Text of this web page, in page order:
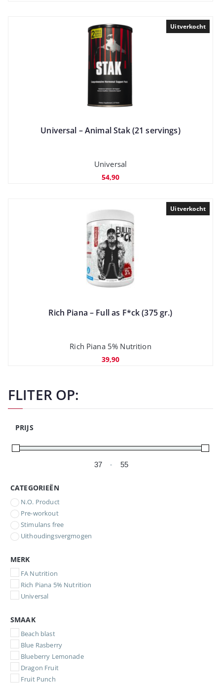
Uitverkocht
Universal – Animal Stak (21 servings)
Universal
54,90
Uitverkocht
Rich Piana – Full as F*ck (375 gr.)
Rich Piana 5% Nutrition
39,90
FLITER OP:
PRIJS
Minimale prijs
-
Maximale prijs
CATEGORIEËN
N.O. Product
Pre-workout
Stimulans free
Uithoudingsvergmogen
MERK
FA Nutrition
Rich Piana 5% Nutrition
Universal
SMAAK
Beach blast
Blue Rasberry
Blueberry Lemonade
Dragon Fruit
Fruit Punch